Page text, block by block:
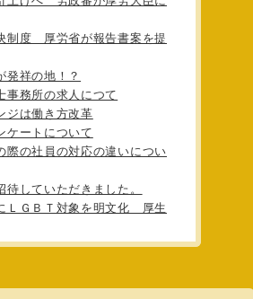
制度 厚労省が報告書案を提
発祥の地！？
事務所の求人につて
ジは働き方改革
ケートについて
際の社員の対応の違いについ
待していただきました。
ＬＧＢＴ対象を明文化 厚生